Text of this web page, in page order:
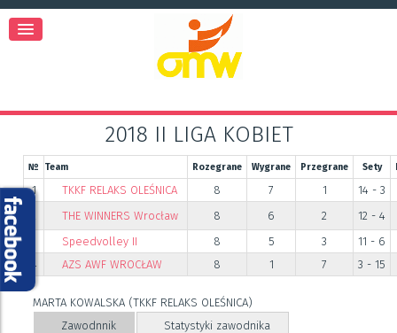
2018 II LIGA KOBIET
№ Team Rozegrane Wygrane Przegrane Sety
1 TKKF RELAKS OLEŚNICA 8 7 1
14 - 3
THE WINNERS Wrocław 8 6 2
12 - 4
Speedvolley II 8 5 3
11 - 6
4
AZS AWF WROCŁAW 8 1 7 3 - 15
MARTA KOWALSKA (TKKF RELAKS OLEŚNICA)
Zawodnnik
Statystyki zawodnika